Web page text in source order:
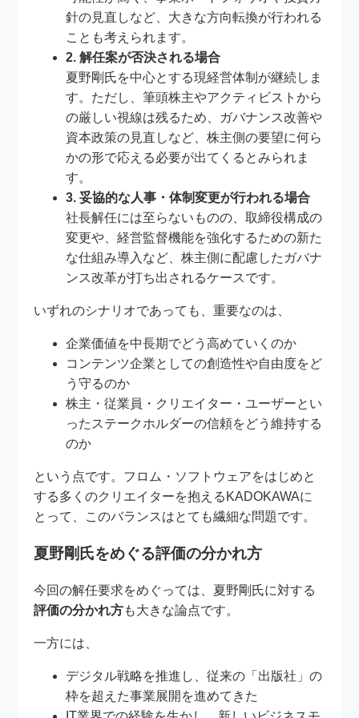
針の見直しなど、大きな方向転換が行われる
ことも考えられます。
2. 解任案が否決される場合
夏野剛氏を中心とする現経営体制が継続しま
す。ただし、筆頭株主やアクティビストから
の厳しい視線は残るため、ガバナンス改善や
資本政策の見直しなど、株主側の要望に何ら
かの形で応える必要が出てくるとみられま
す。
3. 妥協的な人事・体制変更が行われる場合
社長解任には至らないものの、取締役構成の
変更や、経営監督機能を強化するための新た
な仕組み導入など、株主側に配慮したガバナ
ンス改革が打ち出されるケースです。
いずれのシナリオであっても、重要なのは、
企業価値を中長期でどう高めていくのか
コンテンツ企業としての創造性や自由度をど
う守るのか
株主・従業員・クリエイター・ユーザーとい
ったステークホルダーの信頼をどう維持する
のか
という点です。フロム・ソフトウェアをはじめと
する多くのクリエイターを抱えるKADOKAWAに
とって、このバランスはとても繊細な問題です。
夏野剛氏をめぐる評価の分かれ方
今回の解任要求をめぐっては、夏野剛氏に対する
評価の分かれ方も大きな論点です。
一方には、
デジタル戦略を推進し、従来の「出版社」の
枠を超えた事業展開を進めてきた